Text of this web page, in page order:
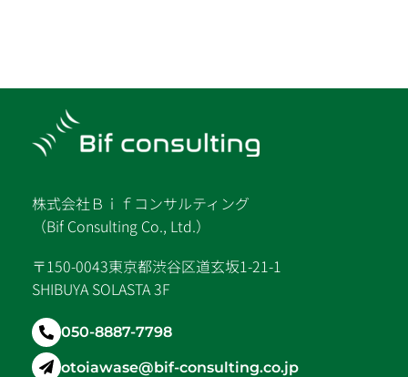
株式会社Ｂｉｆコンサルティング
（Bif Consulting Co., Ltd.）
〒150-0043東京都渋谷区道玄坂1-21-1
SHIBUYA SOLASTA 3F
050-8887-7798
otoiawase@bif-consulting.co.jp